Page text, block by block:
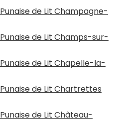
de Lit Champagne-
de Lit Champs-sur-
de Lit Chapelle-la-
de Lit Chartrettes
de Lit Château-